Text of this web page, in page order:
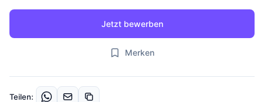
Jetzt bewerben
Merken
Teilen: